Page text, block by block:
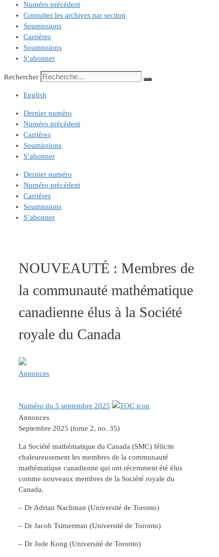
Numéro précédent
Consulter les archives par section
Soumissions
Carrières
Soumissions
S’abonner
Rechercher
English
Dernier numéro
Numéro précédent
Carrières
Soumissions
S’abonner
Dernier numéro
Numéro précédent
Carrières
Soumissions
S’abonner
NOUVEAUTÉ : Membres de
la communauté mathématique
canadienne élus à la Société
royale du Canada
Annonces
Numéro du 5 septembre 2025
Annonces
Septembre 2025 (tome 2, no. 35)
La Société mathématique du Canada (SMC) félicite
chaleureusement les membres de la communauté
mathématique canadienne qui ont récemment été élus
comme nouveaux membres de la Société royale du
Canada.
– Dr Adrian Nachman (Université de Toronto)
– Dr Jacob Tsimerman (Université de Toronto)
– Dr Jude Kong (Université de Toronto)